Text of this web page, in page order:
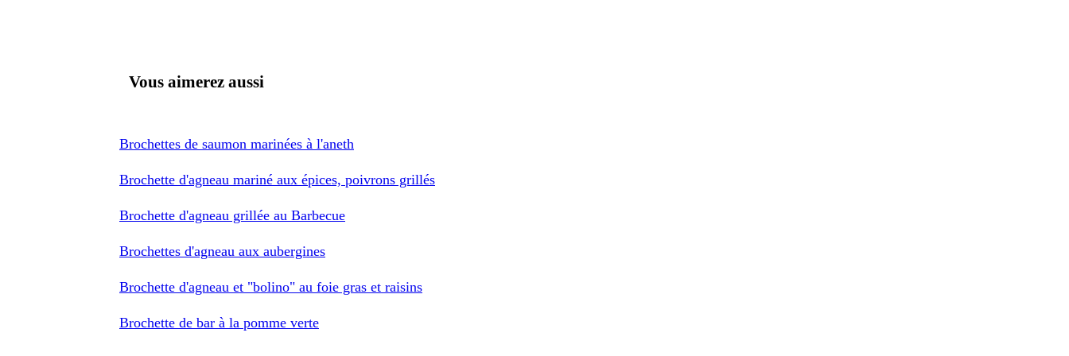
Vous aimerez aussi
Brochettes de saumon marinées à l'aneth
Brochette d'agneau mariné aux épices, poivrons grillés
Brochette d'agneau grillée au Barbecue
Brochettes d'agneau aux aubergines
Brochette d'agneau et "bolino" au foie gras et raisins
Brochette de bar à la pomme verte